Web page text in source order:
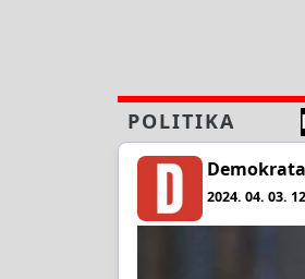
POLITIKA
Demokrata
2024. 04. 03.